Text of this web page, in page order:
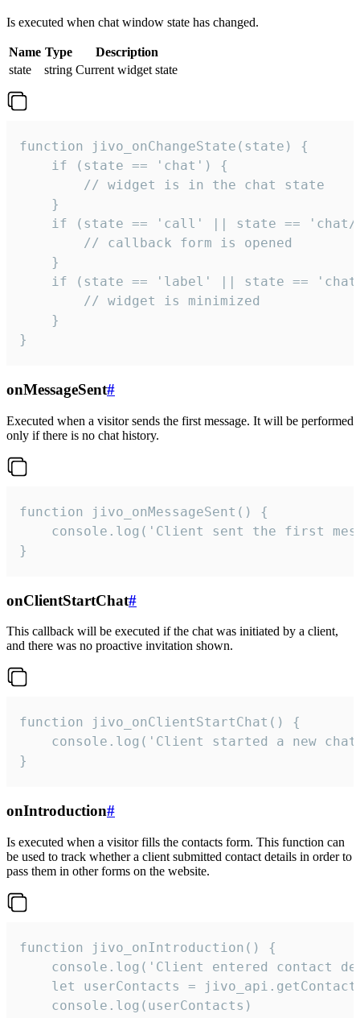
Is executed when chat window state has changed.
Name Type
Description
state
string Current widget state
function jivo_onChangeState(state) {
    if (state == 'chat') {
        // widget is in the chat state
    }
if (state == 'call' || state ==
        // callback form is opened
    }
if (state == 'label' || state ==
        // widget is minimized
    }
}
onMessageSent#
Executed when a visitor sends the first message. It will be performed
only if there is no chat history.
function jivo_onMessageSent() {
console.log('Client sent the first
}
onClientStartChat#
This callback will be executed if the chat was initiated by a client,
and there was no proactive invitation shown.
function jivo_onClientStartChat() {
console.log('Client started a new
}
onIntroduction#
Is executed when a visitor fills the contacts form. This function can
be used to track whether a client submitted contact details in order to
pass them in other forms on the website.
function jivo_onIntroduction() {
console.log('Client entered contact
let userContacts =
    console.log(userContacts)